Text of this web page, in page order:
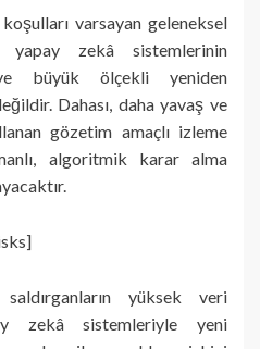
varsayan geleneksel
zekâ sistemlerinin
büyük ölçekli yeniden
Dahası, daha yavaş ve
gözetim amaçlı izleme
algoritmik karar alma
yüksek veri
zekâ sistemleriyle yeni